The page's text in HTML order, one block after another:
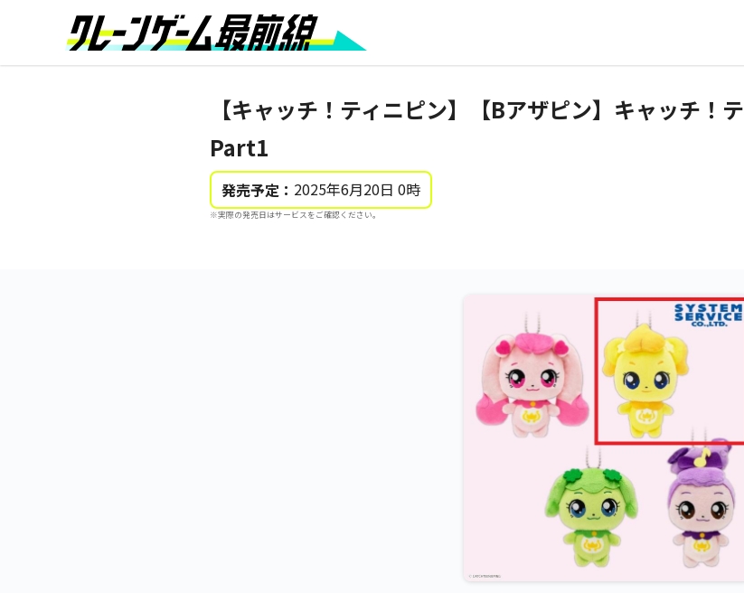
【キャッチ！ティニピン】【Bアザピン】キャッチ！
Part1
発売予定： 2025年6月20日 0時
※実際の発売日はサービスをご確認ください。